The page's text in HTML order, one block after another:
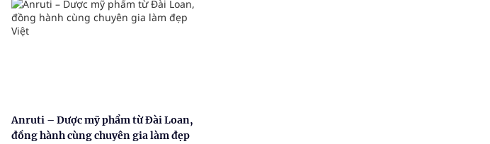
Anruti – Dược mỹ phẩm từ Đài Loan,
đồng hành cùng chuyên gia làm đẹp